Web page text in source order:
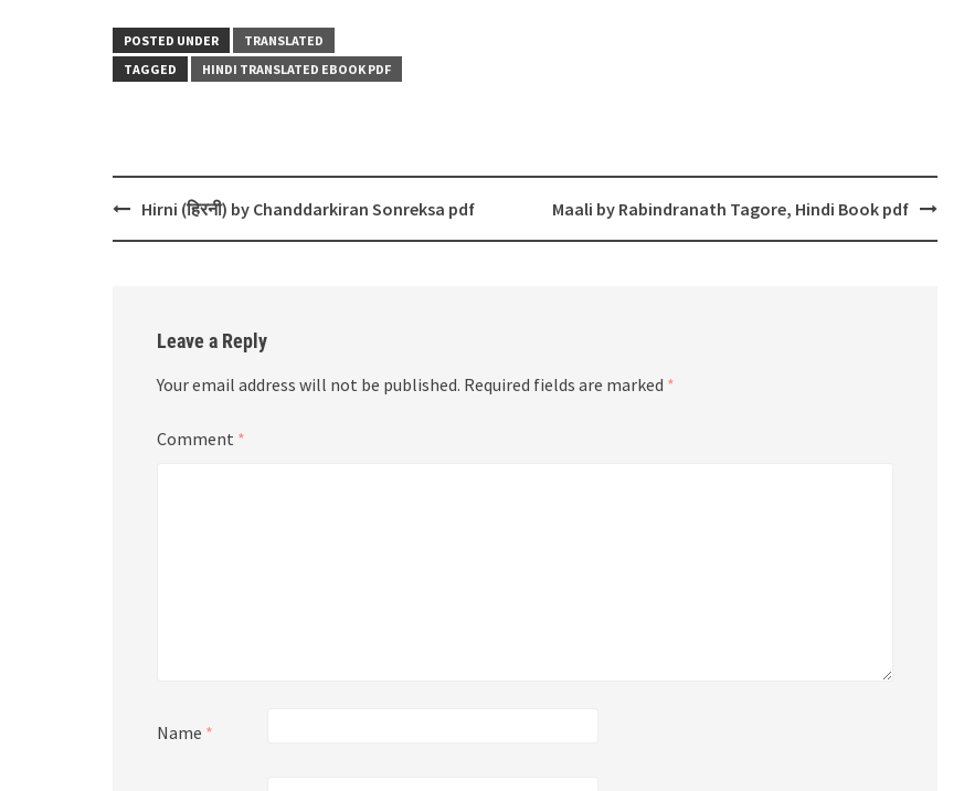
POSTED UNDER
TRANSLATED
TAGGED
HINDI TRANSLATED EBOOK PDF
PostHirni (हिरनी) by Chanddarkiran Sonreksa pdf Maali by Rabindranath Tagore, Hindi Book pdf
Leave a Reply
Your email address will not be published. Required fields are marked *
Comment *
Name *